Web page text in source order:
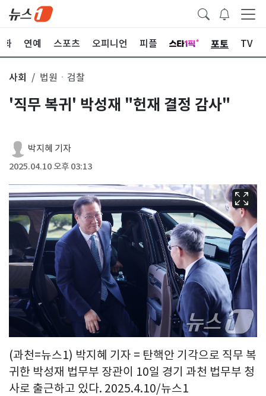
화 연예 스포츠 오피니언 피플 포토 TV
사회 법원ㆍ검찰
'직무 복귀' 박성재 "헌재 결정 감사"
박지혜 기자
2025.04.10 오후 03:13
(과천=뉴스1) 박지혜 기자 = 탄핵안 기각으로 직무 복
귀한 박성재 법무부 장관이 10일 경기 과천 법무부 청
사로 출근하고 있다. 2025.4.10/뉴스1